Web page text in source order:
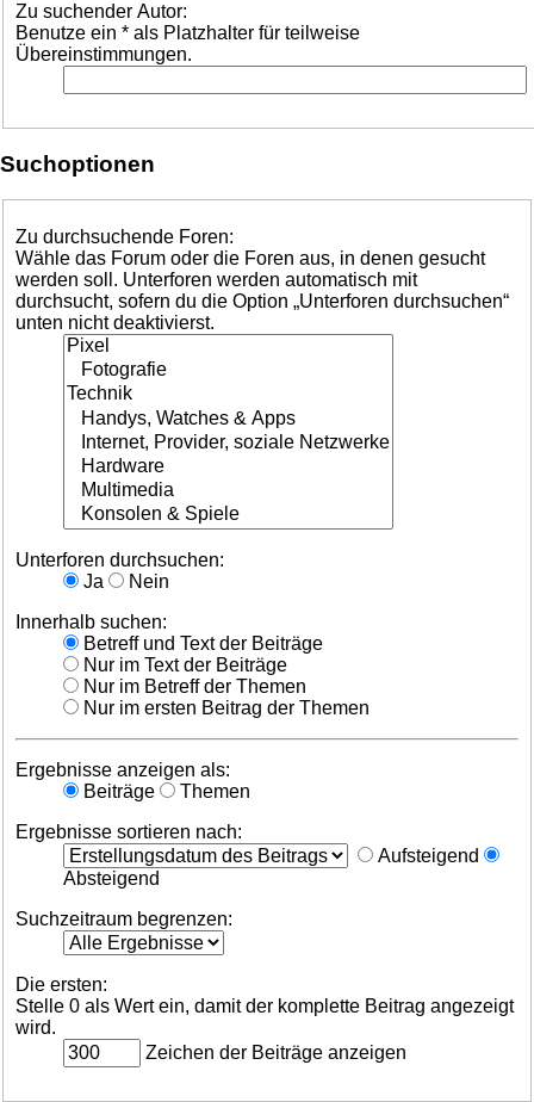
Zu suchender Autor:
Benutze ein * als Platzhalter für teilweise
Übereinstimmungen.
Suchoptionen
Zu durchsuchende Foren:
Wähle das Forum oder die Foren aus, in denen gesucht
werden soll. Unterforen werden automatisch mit
durchsucht, sofern du die Option „Unterforen durchsuchen“
unten nicht deaktivierst.
Unterforen durchsuchen:
Ja
Nein
Innerhalb suchen:
Betreff und Text der Beiträge
Nur im Text der Beiträge
Nur im Betreff der Themen
Nur im ersten Beitrag der Themen
Ergebnisse anzeigen als:
Beiträge
Themen
Ergebnisse sortieren nach:
Aufsteigend
Absteigend
Suchzeitraum begrenzen:
Die ersten:
Stelle 0 als Wert ein, damit der komplette Beitrag angezeigt
wird.
Zeichen der Beiträge anzeigen